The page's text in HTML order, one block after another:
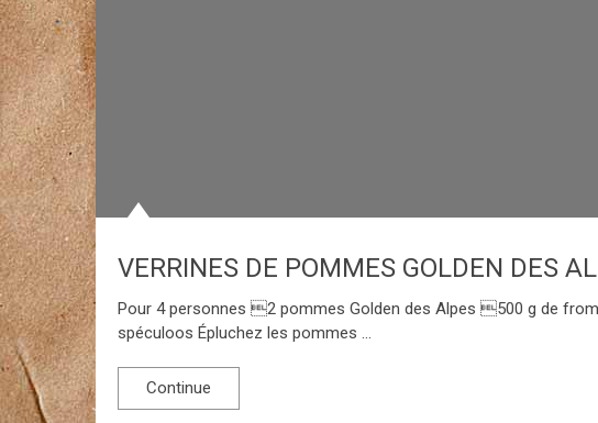
VERRINES DE POMMES GOLDEN DES
Pour 4 personnes 2 pommes Golden des Alpes 500 g de
spéculoos Épluchez les pommes …
Continue